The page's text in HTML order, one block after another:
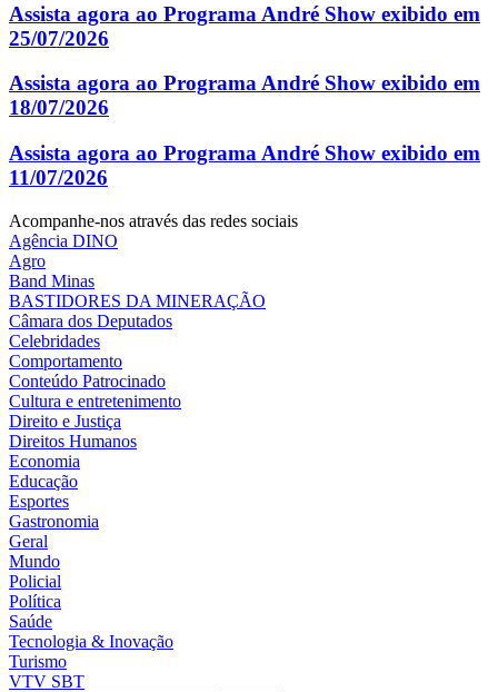
Assista agora ao Programa André Show exibido em
25/07/2026
Assista agora ao Programa André Show exibido em
18/07/2026
Assista agora ao Programa André Show exibido em
11/07/2026
Acompanhe-nos através das redes sociais
Agência DINO
Agro
Band Minas
BASTIDORES DA MINERAÇÃO
Câmara dos Deputados
Celebridades
Comportamento
Conteúdo Patrocinado
Cultura e entretenimento
Direito e Justiça
Direitos Humanos
Economia
Educação
Esportes
Gastronomia
Geral
Mundo
Policial
Política
Saúde
Tecnologia & Inovação
Turismo
VTV SBT